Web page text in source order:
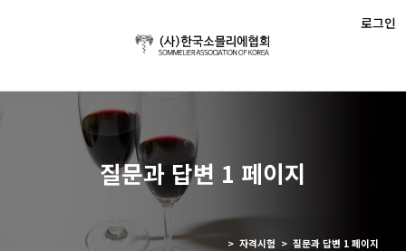
로그인
질문과 답변 1 페이지
> 자격시험 > 질문과 답변 1 페이지